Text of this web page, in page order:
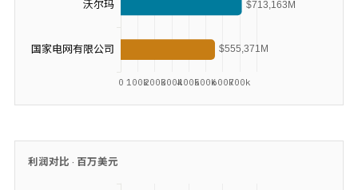
利润对比 · 百万美元